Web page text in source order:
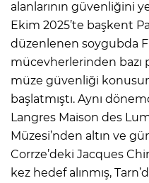
alanlarının güvenliğini
Ekim 2025’te başkent
düzenlenen soygubda
mücevherlerinden bazı
müze güvenliği
başlatmıştı. Aynı
Langres Maison des
Müzesi’nden altın ve
Corrze’deki Jacques
kez hedef alınmış,